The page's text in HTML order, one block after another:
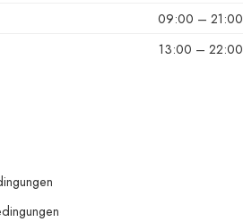
09:00 – 21:00
13:00 – 22:00